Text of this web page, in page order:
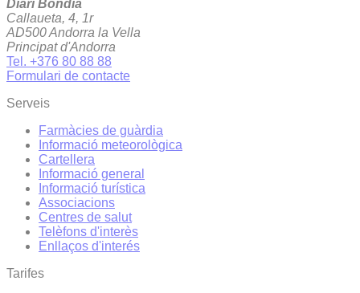
Diari Bondia
Callaueta, 4, 1r
AD500 Andorra la Vella
Principat d'Andorra
Tel. +376 80 88 88
Formulari de contacte
Serveis
Farmàcies de guàrdia
Informació meteorològica
Cartellera
Informació general
Informació turística
Associacions
Centres de salut
Telèfons d'interès
Enllaços d'interés
Tarifes